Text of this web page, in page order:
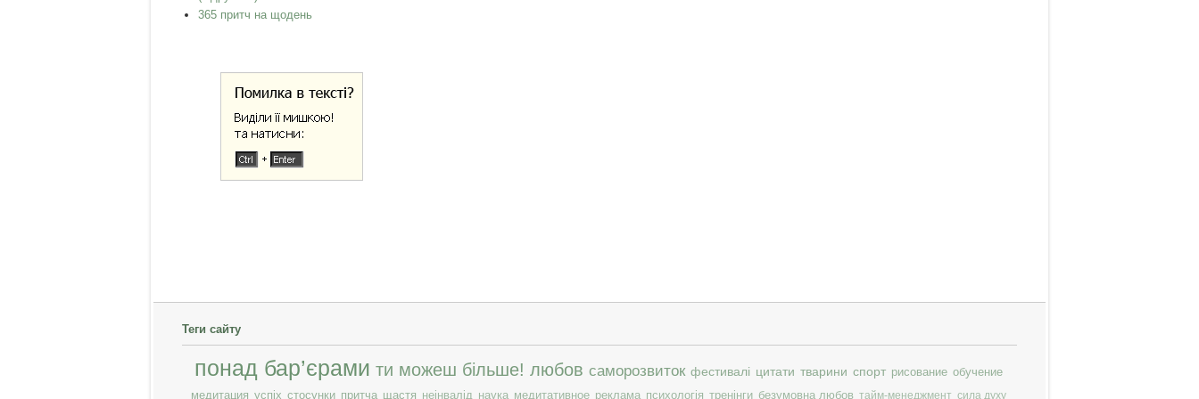
365 притч на щодень
Теги сайту
понад бар’єрами ти можеш більше! любов саморозвиток фестивалі цитати тварини спорт рисование обучение
медитация успіх стосунки притча щастя неінвалід наука медитативное реклама психологія тренінги безумовна любов тайм-менеджмент сила духу